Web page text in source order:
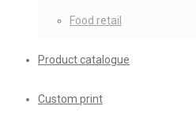
Food retail
Product catalogue
Custom print